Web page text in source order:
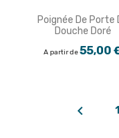
Poignée De Porte
Douche Doré
A partir de55,00
 1